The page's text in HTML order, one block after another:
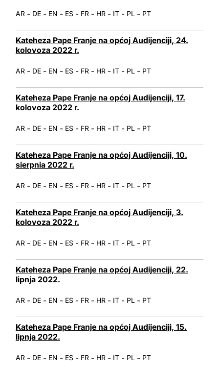
AR - DE - EN - ES - FR - HR - IT - PL - PT
Kateheza Pape Franje na općoj Audijenciji, 24.
kolovoza 2022 r.
AR - DE - EN - ES - FR - HR - IT - PL - PT
Kateheza Pape Franje na općoj Audijenciji, 17.
kolovoza 2022 r.
AR - DE - EN - ES - FR - HR - IT - PL - PT
Kateheza Pape Franje na općoj Audijenciji, 10.
sierpnia 2022 r.
AR - DE - EN - ES - FR - HR - IT - PL - PT
Kateheza Pape Franje na općoj Audijenciji, 3.
kolovoza 2022 r.
AR - DE - EN - ES - FR - HR - IT - PL - PT
Kateheza Pape Franje na općoj Audijenciji, 22.
lipnja 2022.
AR - DE - EN - ES - FR - HR - IT - PL - PT
Kateheza Pape Franje na općoj Audijenciji, 15.
lipnja 2022.
AR - DE - EN - ES - FR - HR - IT - PL - PT